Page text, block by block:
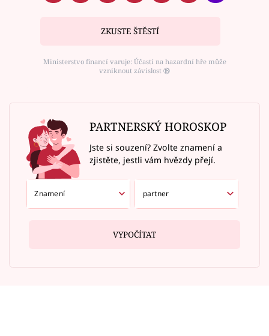
ZKUSTE ŠTĚSTÍ
Ministerstvo financí varuje: Účastí na hazardní hře může
vzniknout závislost ⑱
PARTNERSKÝ HOROSKOP
Jste si souzení? Zvolte znamení a
zjistěte, jestli vám hvězdy přejí.
VYPOČÍTAT